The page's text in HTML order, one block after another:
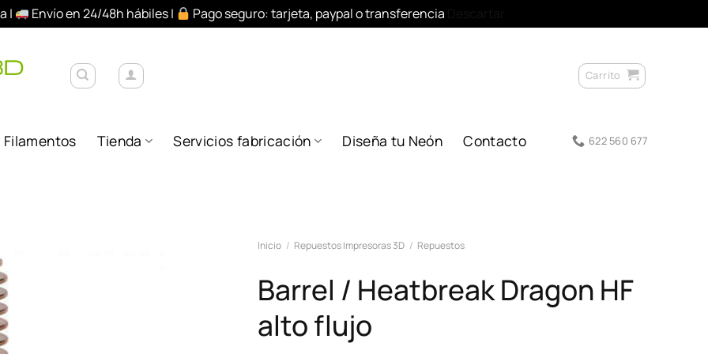
| Envío en 24/48h hábiles | Pago seguro: tarjeta, paypal o transferencia
Carrito
Filamentos Tienda Servicios fabricación Diseña tu Neón Contacto 622 560 677
Inicio / Repuestos Impresoras 3D / Repuestos
Barrel / Heatbreak Dragon HF
alto flujo